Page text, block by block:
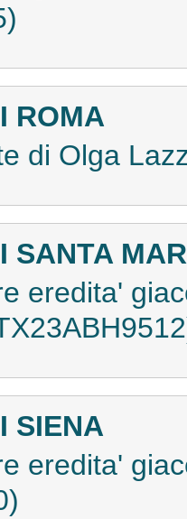
ROMA
di Olga
SANTA
eredita'
SIENA
eredita'